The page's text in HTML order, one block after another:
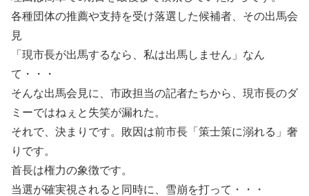
各種団体の推薦や支持を受け落選した候補者、その出馬会
見
「現市長が出馬するなら、私は出馬しません」なん
て・・・
そんな出馬会見に、市政担当の記者たちから、現市長のダ
ミーではねぇと失笑が漏れた。
それで、決まりです。敗因は前市長「策士策に溺れる」奢
りです。
首長は権力の象徴です。
当選が確実視されると同時に、雪崩を打って・・・